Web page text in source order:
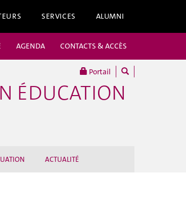
SERVICES ALUMNI
Portail
AGENDA CONTACTS & ACCÈS
ÉDUCATION
ACTUALITÉ